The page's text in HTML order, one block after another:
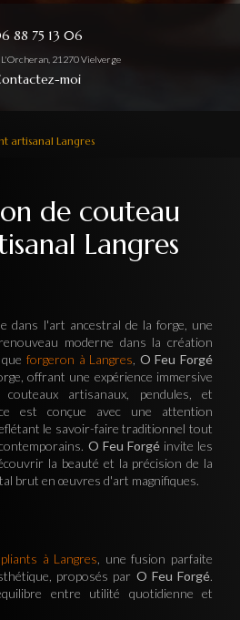
88 75 13 06
L'Orcheran, 21270 Vielverge
moi
artisanal Langres
de couteau
Langres
dans l'art ancestral de la forge, une
moderne dans la création
forgeron à Langres O Feu Forgé
offrant une expérience immersive
artisanaux, pendules, et
est conçue avec une attention
le savoir-faire traditionnel tout
O Feu Forgéinvite les
la beauté et la précision de la
brut en œuvres d'art magnifiques.
à Langres , une fusion parfaite
proposés par O Feu Forgé.
entre utilité quotidienne et